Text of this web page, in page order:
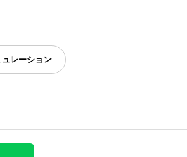
ュレーション